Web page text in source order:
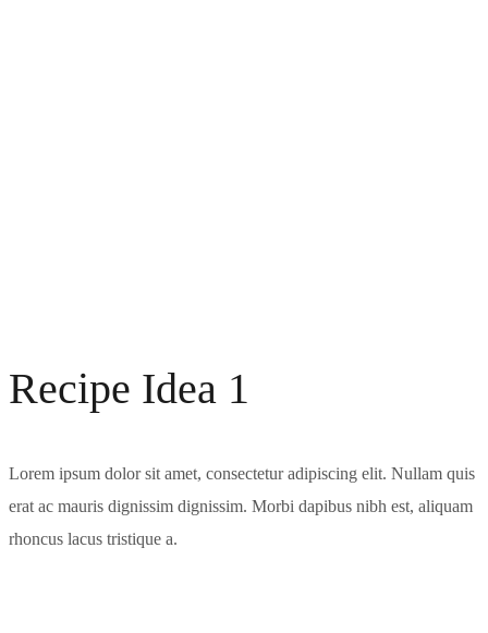
Recipe Idea 1
Lorem ipsum dolor sit amet, consectetur adipiscing elit. Nullam quis
erat ac mauris dignissim dignissim. Morbi dapibus nibh est, aliquam
rhoncus lacus tristique a.